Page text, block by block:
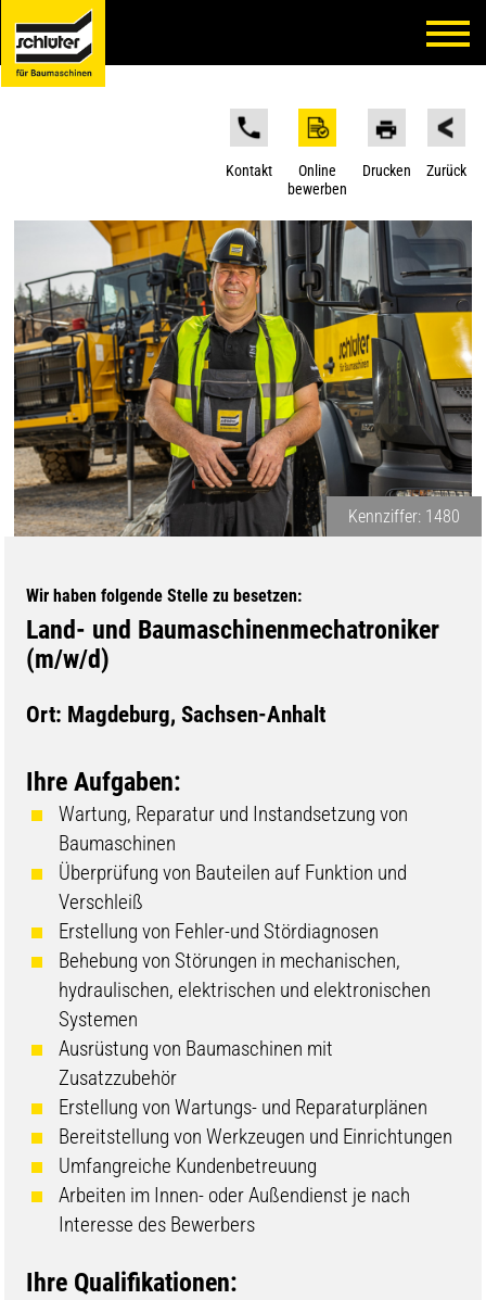
Kontakt
Online
bewerben
Drucken Zurück
Kennziffer: 1480
Wir haben folgende Stelle zu besetzen:
Land- und Baumaschinenmechatroniker
(m/w/d)
Ort: Magdeburg, Sachsen-Anhalt
Ihre Aufgaben:
Wartung, Reparatur und Instandsetzung von
Baumaschinen
Überprüfung von Bauteilen auf Funktion und
Verschleiß
Erstellung von Fehler-und Stördiagnosen
Behebung von Störungen in mechanischen,
hydraulischen, elektrischen und elektronischen
Systemen
Ausrüstung von Baumaschinen mit
Zusatzzubehör
Erstellung von Wartungs- und Reparaturplänen
Bereitstellung von Werkzeugen und Einrichtungen
Umfangreiche Kundenbetreuung
Arbeiten im Innen- oder Außendienst je nach
Interesse des Bewerbers
Ihre Qualifikationen: